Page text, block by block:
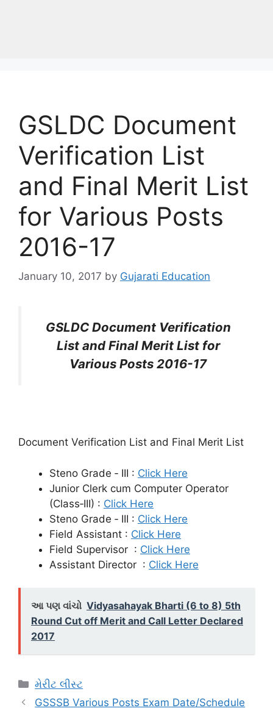
GSLDC Document
Verification List
and Final Merit List
for Various Posts
2016-17
January 10, 2017 by Gujarati Education
GSLDC Document Verification
List and Final Merit List for
Various Posts 2016-17
Document Verification List and Final Merit List
Steno Grade ‐ III : Click Here
Junior Clerk cum Computer Operator
(Class‐III) : Click Here
Steno Grade ‐ III : Click Here
Field Assistant : Click Here
Field Supervisor : Click Here
Assistant Director : Click Here
આ પણ વાંચો Vidyasahayak Bharti (6 to 8) 5th
Round Cut off Merit and Call Letter Declared
2017
Categories
મેરીટ લીસ્ટ
GSSSB Various Posts Exam Date/Schedule